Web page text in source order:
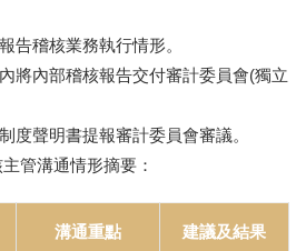
告稽核業務執行情形。
將內部稽核報告交付審計委員會(獨立
度聲明書提報審計委員會審議。
管溝通情形摘要：
溝通重點 建議及結果